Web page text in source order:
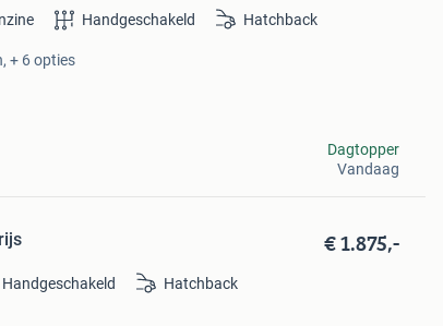
Handgeschakeld Hatchback
+ 6 opties
Dagtopper
Vandaag
€ 1.875,-
Handgeschakeld Hatchback